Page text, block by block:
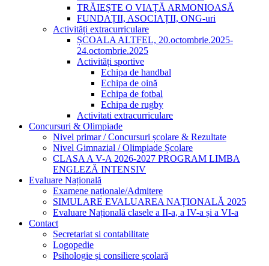
TRĂIEȘTE O VIAȚĂ ARMONIOASĂ
FUNDAȚII, ASOCIAȚII, ONG-uri
Activități extracurriculare
ȘCOALA ALTFEL, 20.octombrie.2025-
24.octombrie.2025
Activități sportive
Echipa de handbal
Echipa de oină
Echipa de fotbal
Echipa de rugby
Activitati extracurriculare
Concursuri & Olimpiade
Nivel primar / Concursuri școlare & Rezultate
Nivel Gimnazial / Olimpiade Școlare
CLASA A V-A 2026-2027 PROGRAM LIMBA
ENGLEZĂ INTENSIV
Evaluare Națională
Examene naționale/Admitere
SIMULARE EVALUAREA NAȚIONALĂ 2025
Evaluare Națională clasele a II-a, a IV-a și a VI-a
Contact
Secretariat si contabilitate
Logopedie
Psihologie și consiliere școlară